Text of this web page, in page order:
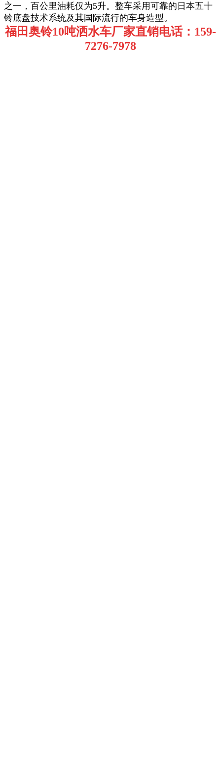
之一，百公里油耗仅为5升。整车采用可靠的日本五十
铃底盘技术系统及其国际流行的车身造型。
福田奥铃10吨洒水车厂家直销电话：159-
7276-7978